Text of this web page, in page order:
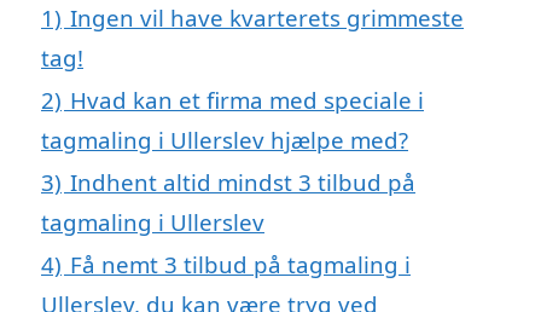
1) Ingen vil have kvarterets grimmeste
tag!
2) Hvad kan et firma med speciale i
tagmaling i Ullerslev hjælpe med?
3) Indhent altid mindst 3 tilbud på
tagmaling i Ullerslev
4) Få nemt 3 tilbud på tagmaling i
Ullerslev, du kan være tryg ved